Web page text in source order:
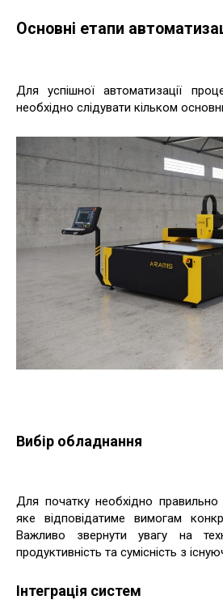
Основні етапи
Для успішної автоматизації
необхідно слідувати кільком
Вибір обладнання
Для початку необхідно
яке відповідатиме вимогам
Важливо звернути увагу на
продуктивність та сумісність з
Інтеграція систем